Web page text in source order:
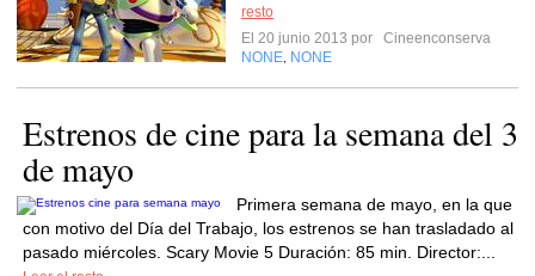
resto
El 20 junio 2013 por
Cineenconserva
NONE NONE
Estrenos de cine para la semana del 3
de mayo
Primera semana de mayo, en la que
con motivo del Día del Trabajo, los estrenos se han trasladado al
pasado miércoles. Scary Movie 5 Duración: 85 min. Director:...